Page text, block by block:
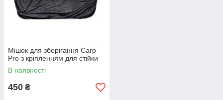
Мішок для зберігання Carp
Pro з кріпленням для стійки
В наявності
450 ₴